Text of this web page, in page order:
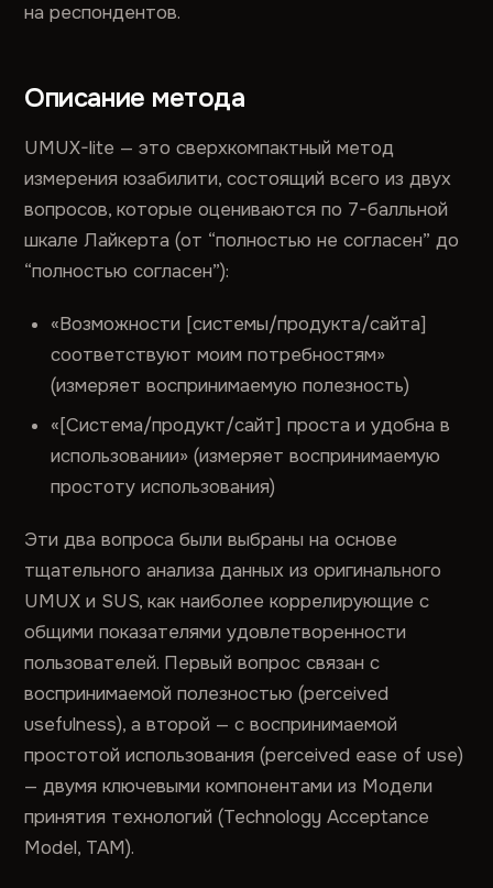
на респондентов.
Описание метода
UMUX-lite — это сверхкомпактный метод
измерения юзабилити, состоящий всего из двух
вопросов, которые оцениваются по 7-балльной
шкале Лайкерта (от “полностью не согласен” до
“полностью согласен”):
«Возможности [системы/продукта/сайта]
соответствуют моим потребностям»
(измеряет воспринимаемую полезность)
«[Система/продукт/сайт] проста и удобна в
использовании» (измеряет воспринимаемую
простоту использования)
Эти два вопроса были выбраны на основе
тщательного анализа данных из оригинального
UMUX и SUS, как наиболее коррелирующие с
общими показателями удовлетворенности
пользователей. Первый вопрос связан с
воспринимаемой полезностью (perceived
usefulness), а второй — с воспринимаемой
простотой использования (perceived ease of use)
— двумя ключевыми компонентами из Модели
принятия технологий (Technology Acceptance
Model, TAM).